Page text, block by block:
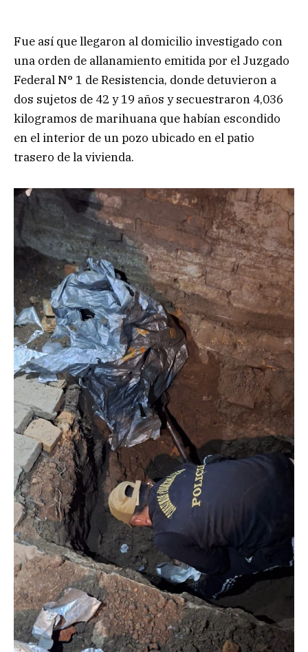
Fue así que llegaron al domicilio investigado con
una orden de allanamiento emitida por el Juzgado
Federal N° 1 de Resistencia, donde detuvieron a
dos sujetos de 42 y 19 años y secuestraron 4,036
kilogramos de marihuana que habían escondido
en el interior de un pozo ubicado en el patio
trasero de la vivienda.